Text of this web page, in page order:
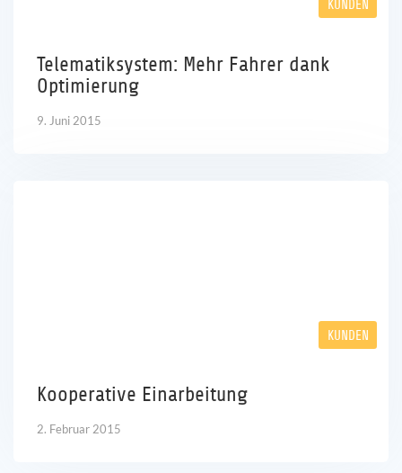
KUNDEN
Telematiksystem: Mehr Fahrer dank
Optimierung
9. Juni 2015
KUNDEN
Kooperative Einarbeitung
2. Februar 2015